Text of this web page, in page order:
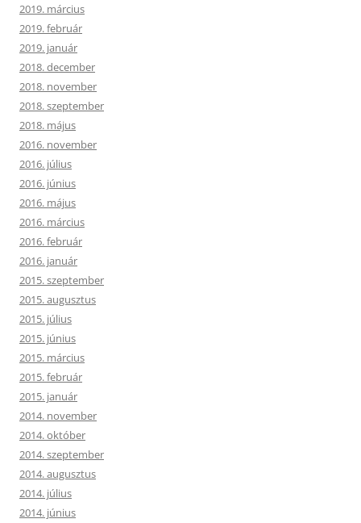
2019. március
2019. február
2019. január
2018. december
2018. november
2018. szeptember
2018. május
2016. november
2016. július
2016. június
2016. május
2016. március
2016. február
2016. január
2015. szeptember
2015. augusztus
2015. július
2015. június
2015. március
2015. február
2015. január
2014. november
2014. október
2014. szeptember
2014. augusztus
2014. július
2014. június